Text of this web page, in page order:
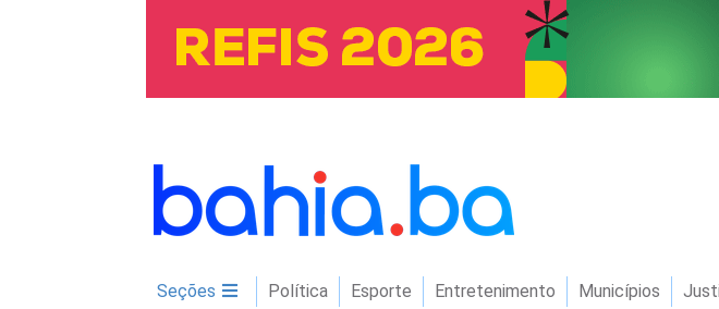
Seções Política Esporte Entretenimento Municípios